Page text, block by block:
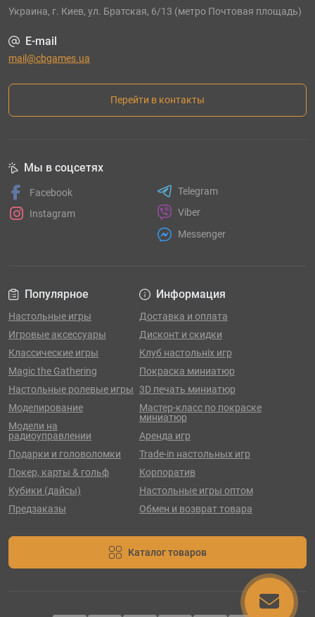
Украина, г. Киев, ул. Братская, 6/13 (метро Почтовая площадь)
E-mail
mail@cbgames.ua
Перейти в контакты
Популярное
Настольные игры
Игровые аксессуары
Классические игры
Magic the Gathering
Настольные ролевые игры
Моделирование
Модели на
радиоуправлении
Подарки и головоломки
Покер, карты & гольф
Кубики (дайсы)
Предзаказы
Информация
Доставка и оплата
Дисконт и скидки
Клуб настольніх игр
Покраска миниатюр
3D печать миниатюр
Мастер-класс по покраске
миниатюр
Аренда игр
Trade-in настольных игр
Корпоратив
Настольные игры оптом
Обмен и возврат товара
Каталог товаров
Мы в соцсетях
Facebook
Instagram
Telegram
Viber
Messenger